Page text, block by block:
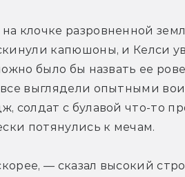
клочке разровненной
капюшоны, и Келси
было бы назвать ее
выглядели опытными
солдат с булавой что-то
потянулись к мечам.
— сказал высокий